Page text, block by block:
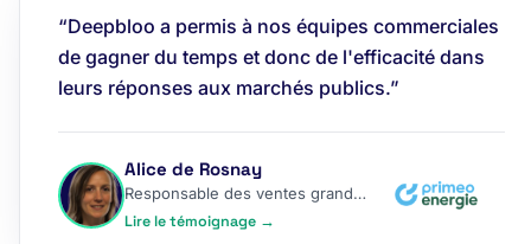
“Deepbloo a permis à nos équipes commerciales
de gagner du temps et donc de l'efficacité dans
leurs réponses aux marchés publics.”
Alice de Rosnay
Responsable des ventes grands comptes
Lire le témoignage →